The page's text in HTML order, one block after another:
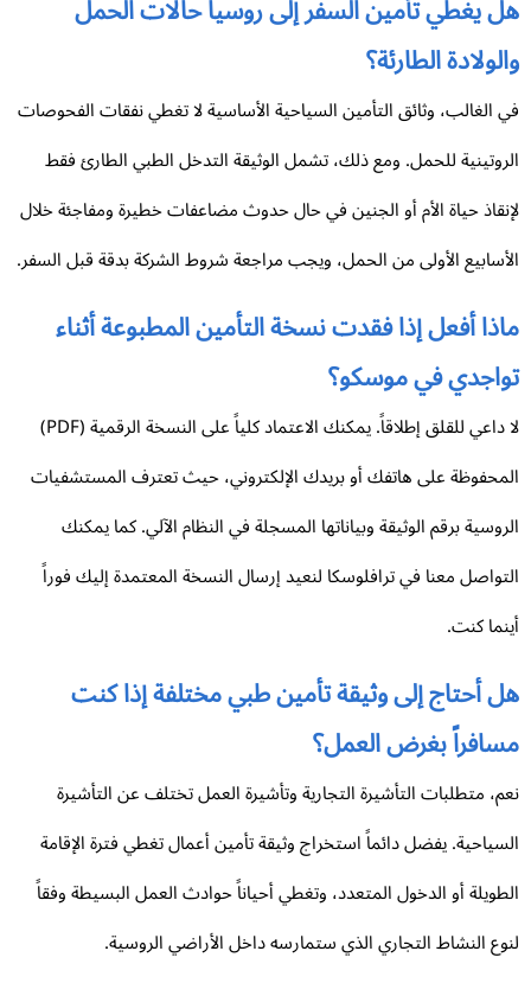
يغطي تأمين السفر إلى روسيا حالات الحمل
الطارئة؟
الغالب، وثائق التأمين السياحية الأساسية لا تغطي نفقات الفحوصات
للحمل. ومع ذلك، تشمل الوثيقة التدخل الطبي الطارئ فقط
حياة الأم أو الجنين في حال حدوث مضاعفات خطيرة ومفاجئة خلال
الأولى من الحمل، ويجب مراجعة شروط الشركة بدقة قبل السفر.
أفعل إذا فقدت نسخة التأمين المطبوعة أثناء
في موسكو؟
لا داعي للقلق إطلاقاً. يمكنك الاعتماد كلياً على النسخة الرقمية (PDF)
على هاتفك أو بريدك الإلكتروني، حيث تعترف المستشفيات
برقم الوثيقة وبياناتها المسجلة في النظام الآلي. كما يمكنك
معنا في ترافلوسكا لنعيد إرسال النسخة المعتمدة إليك فوراً
كنت.
أحتاج إلى وثيقة تأمين طبي مختلفة إذا كنت
بغرض العمل؟
متطلبات التأشيرة التجارية وتأشيرة العمل تختلف عن التأشيرة
يفضل دائماً استخراج وثيقة تأمين أعمال تغطي فترة الإقامة
أو الدخول المتعدد، وتغطي أحياناً حوادث العمل البسيطة وفقاً
النشاط التجاري الذي ستمارسه داخل الأراضي الروسية.